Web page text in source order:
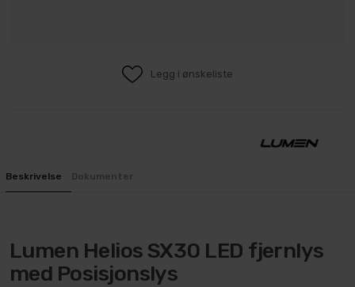
Legg i ønskeliste
Beskrivelse Dokumenter
Lumen Helios SX30 LED fjernlys
med Posisjonslys